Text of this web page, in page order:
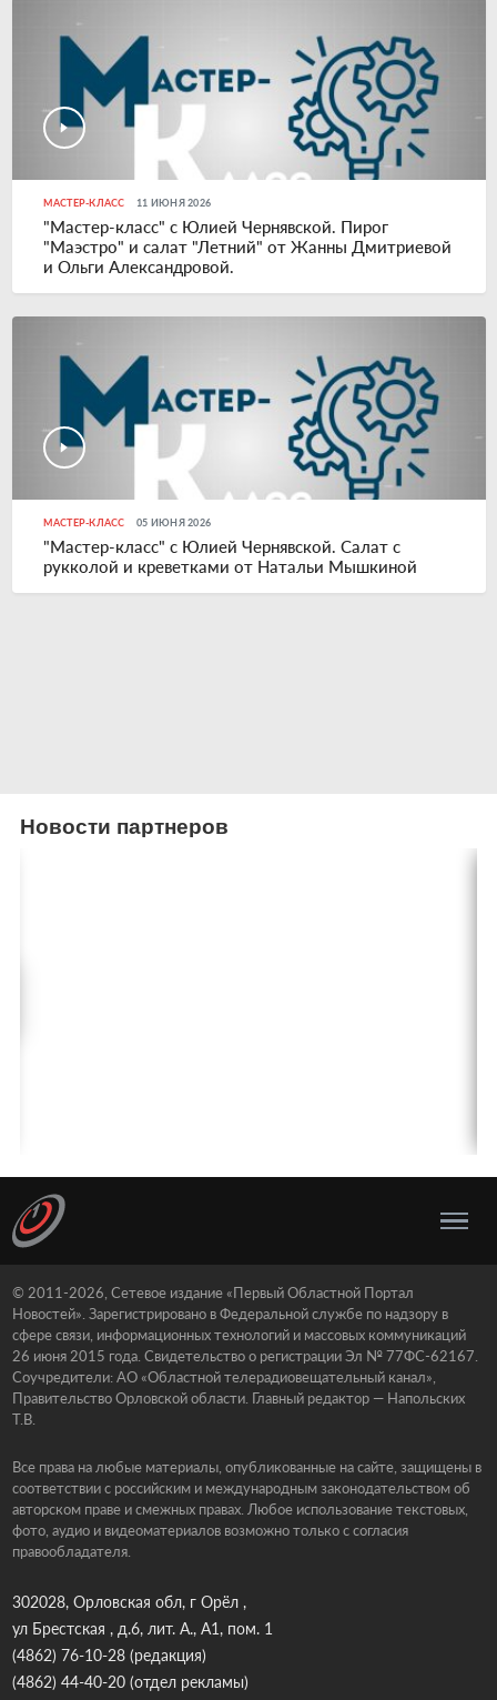
МАСТЕР-КЛАСС 11 ИЮНЯ 2026
"Мастер-класс" с Юлией Чернявской. Пирог
"Маэстро" и салат "Летний" от Жанны Дмитриевой
и Ольги Александровой.
МАСТЕР-КЛАСС 05 ИЮНЯ 2026
"Мастер-класс" с Юлией Чернявской. Салат с
рукколой и креветками от Натальи Мышкиной
Новости партнеров
© 2011-2026, Сетевое издание «Первый Областной Портал
Новостей». Зарегистрировано в Федеральной службе по надзору в
сфере связи, информационных технологий и массовых коммуникаций
26 июня 2015 года. Свидетельство о регистрации Эл № 77ФС-62167.
Соучредители: АО «Областной телерадиовещательный канал»,
Правительство Орловской области. Главный редактор — Напольских
Т.В.
Все права на любые материалы, опубликованные на сайте, защищены в
соответствии с российским и международным законодательством об
авторском праве и смежных правах. Любое использование текстовых,
фото, аудио и видеоматериалов возможно только с согласия
правообладателя.
302028, Орловская обл, г Орёл ,
ул Брестская , д.6, лит. А., А1, пом. 1
(4862) 76-10-28(редакция)
(4862) 44-40-20(отдел рекламы)